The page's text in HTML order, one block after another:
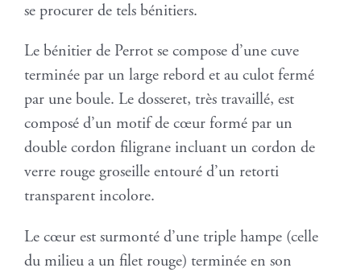
se procurer de tels bénitiers.
Le bénitier de Perrot se compose d’une cuve
terminée par un large rebord et au culot fermé
par une boule. Le dosseret, très travaillé, est
composé d’un motif de cœur formé par un
double cordon filigrane incluant un cordon de
verre rouge groseille entouré d’un retorti
transparent incolore.
Le cœur est surmonté d’une triple hampe (celle
du milieu a un filet rouge) terminée en son